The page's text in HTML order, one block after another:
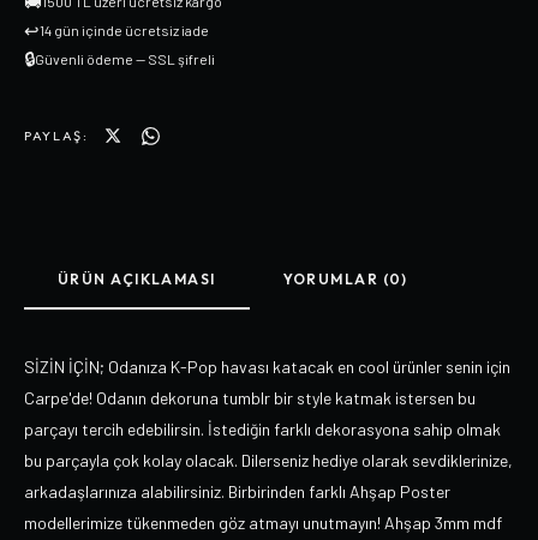
↩14 gün içinde ücretsiz iade
🔒Güvenli ödeme — SSL şifreli
PAYLAŞ:
ÜRÜN AÇIKLAMASI YORUMLAR (0)
SİZİN İÇİN; Odanıza K-Pop havası katacak en cool ürünler senin için
Carpe'de! Odanın dekoruna tumblr bir style katmak istersen bu
parçayı tercih edebilirsin. İstediğin farklı dekorasyona sahip olmak
bu parçayla çok kolay olacak. Dilerseniz hediye olarak sevdiklerinize,
arkadaşlarınıza alabilirsiniz. Birbirinden farklı Ahşap Poster
modellerimize tükenmeden göz atmayı unutmayın! Ahşap 3mm mdf